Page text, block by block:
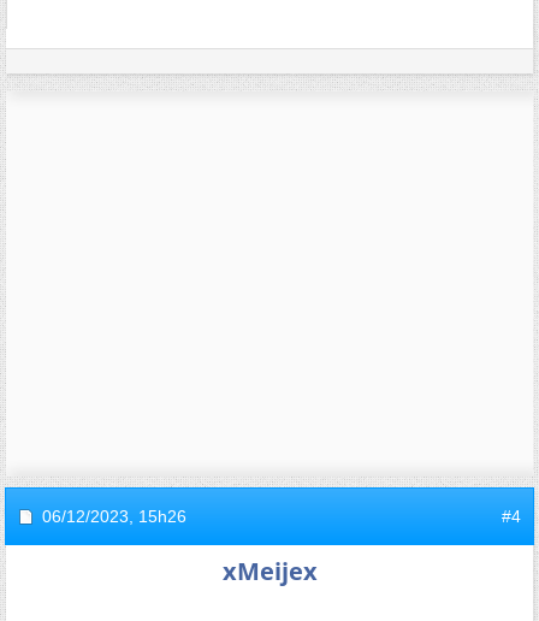
06/12/2023, 15h26 #4
xMeijex